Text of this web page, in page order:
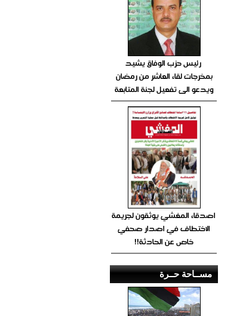
رئيس حزب الوفاق يشيد
بمخرجات لقاء العاشر من رمضان
ويدعو الى تفعيل لجنة المتابعة
اصدقاء المغشي يوثقون لجريمة
الاختطاف في اصدار صحفي
خاص عن الحادثة!!
مســاحة حــرة